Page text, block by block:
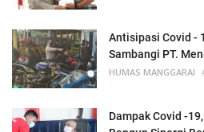
Antisipasi Covid -
Sambangi PT.
HUMAS MANGGARAI
Dampak Covid -